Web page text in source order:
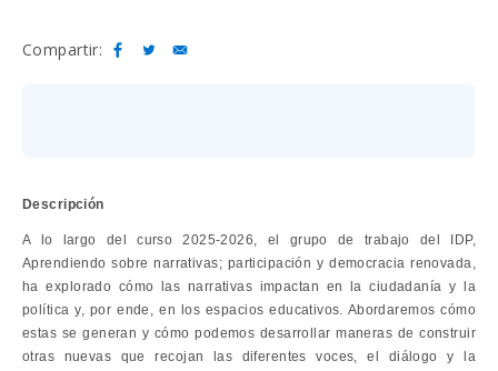
Compartir:
Descripción
A lo largo del curso 2025-2026, el grupo de trabajo del IDP,
Aprendiendo sobre narrativas; participación y democracia renovada,
ha explorado cómo las narrativas impactan en la ciudadanía y la
política y, por ende, en los espacios educativos. Abordaremos cómo
estas se generan y cómo podemos desarrollar maneras de construir
otras nuevas que recojan las diferentes voces, el diálogo y la